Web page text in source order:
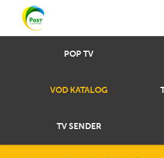
POP TV
VOD KATALOG
TV SENDER